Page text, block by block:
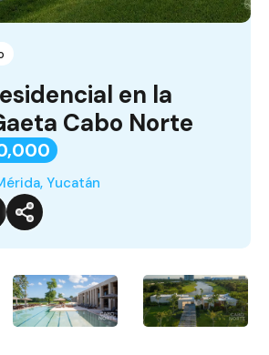
en la
Cabo Norte
Yucatán